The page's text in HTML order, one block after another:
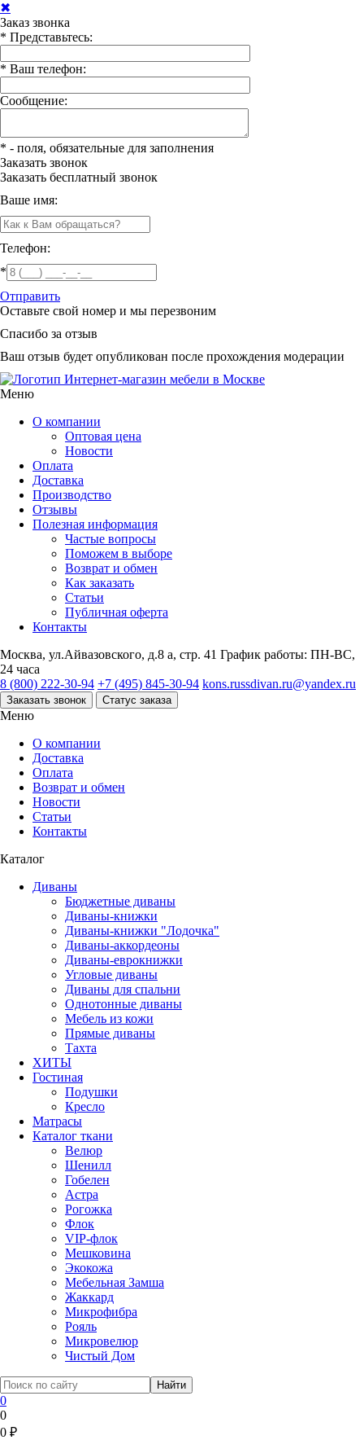
✖
Заказ звонка
* Представьтесь:
* Ваш телефон:
Сообщение:
* - поля, обязательные для заполнения
Заказать звонок
Заказать бесплатный звонок
Ваше имя:
Телефон:
*
Отправить
Оставьте свой номер и мы перезвоним
Спасибо за отзыв
Ваш отзыв будет опубликован после прохождения модерации
Интернет-магазин мебели в Москве
Меню
О компании
Оптовая цена
Новости
Оплата
Доставка
Производство
Отзывы
Полезная информация
Частые вопросы
Поможем в выборе
Возврат и обмен
Как заказать
Статьи
Публичная оферта
Контакты
Москва, ул.Айвазовского, д.8 а, стр. 41 График работы: ПН-ВС,
24 часа
8 (800) 222-30-94 +7 (495) 845-30-94 kons.russdivan.ru@yandex.ru
Заказать звонок Статус заказа
Меню
О компании
Доставка
Оплата
Возврат и обмен
Новости
Статьи
Контакты
Каталог
Диваны
Бюджетные диваны
Диваны-книжки
Диваны-книжки "Лодочка"
Диваны-аккордеоны
Диваны-еврокнижки
Угловые диваны
Диваны для спальни
Однотонные диваны
Мебель из кожи
Прямые диваны
Тахта
ХИТЫ
Гостиная
Подушки
Кресло
Матрасы
Каталог ткани
Велюр
Шенилл
Гобелен
Астра
Рогожка
Флок
VIP-флок
Мешковина
Экокожа
Мебельная Замша
Жаккард
Микрофибра
Рояль
Микровелюр
Чистый Дом
0
0
0 ₽